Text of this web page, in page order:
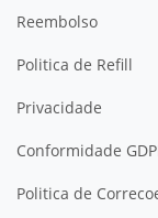
Reembolso
Politica de Refill
Privacidade
Conformidade
Politica de